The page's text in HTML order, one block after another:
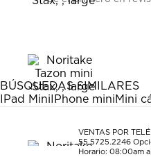
con
1
estrella
Esta
acción
formulario
con
2
estrellas.
Esta
acción
el
formulario
estrellas.
Esta
acción
el
Esta
el
BÚSQUEDAS SIMILARES
IPad Mini IPhone miniMini
VENTAS POR
55.5725.2246
Horario: 08:00am